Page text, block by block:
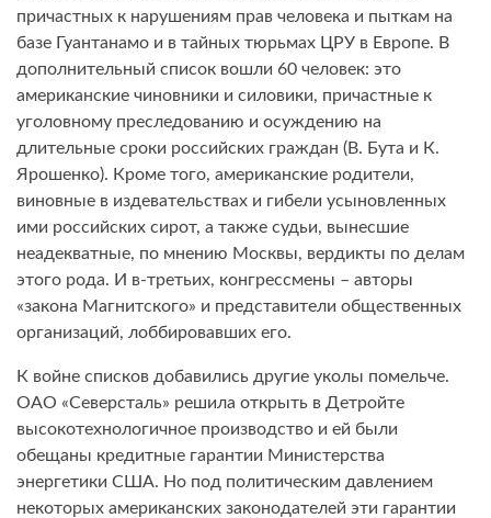
причастных к нарушениям прав человека и пыткам на
базе Гуантанамо и в тайных тюрьмах ЦРУ в Европе. В
дополнительный список вошли 60 человек: это
американские чиновники и силовики, причастные к
уголовному преследованию и осуждению на
длительные сроки российских граждан (В. Бута и К.
Ярошенко). Кроме того, американские родители,
виновные в издевательствах и гибели усыновленных
ими российских сирот, а также судьи, вынесшие
неадекватные, по мнению Москвы, вердикты по делам
этого рода. И в-третьих, конгрессмены – авторы
«закона Магнитского» и представители общественных
организаций, лоббировавших его.
К войне списков добавились другие уколы помельче.
ОАО «Северсталь» решила открыть в Детройте
высокотехнологичное производство и ей были
обещаны кредитные гарантии Министерства
энергетики США. Но под политическим давлением
некоторых американских законодателей эти гарантии